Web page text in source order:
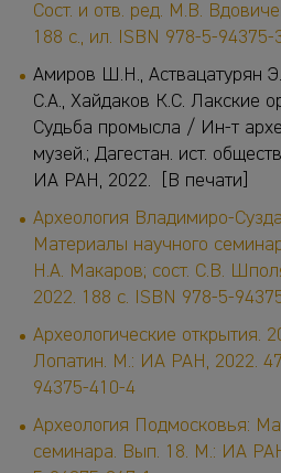
Сост. и отв. ред. М.В.
188 с., ил. ISBN 978-5-94375-
Амиров Ш.Н., Аствацатурян
С.А., Хайдаков К.С. Лакские
Судьба промысла / Ин-т
музей.; Дагестан. ист.
ИА РАН, 2022. [В печати]
Археология Владимиро-
Материалы научного
Н.А. Макаров; сост. С.В.
2022. 188 с. ISBN 978-5-
Археологические открытия.
Лопатин. М.: ИА РАН, 2022.
94375-410-4
Археология Подмосковья:
семинара. Вып. 18. М.: ИА